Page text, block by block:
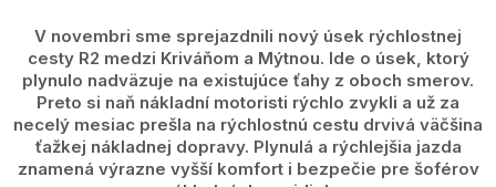
V novembri sme sprejazdnili nový úsek rýchlostnej
cesty R2 medzi Kriváňom a Mýtnou. Ide o úsek, ktorý
plynulo nadväzuje na existujúce ťahy z oboch smerov.
Preto si naň nákladní motoristi rýchlo zvykli a už za
necelý mesiac prešla na rýchlostnú cestu drvivá väčšina
ťažkej nákladnej dopravy. Plynulá a rýchlejšia jazda
znamená výrazne vyšší komfort i bezpečie pre šoférov